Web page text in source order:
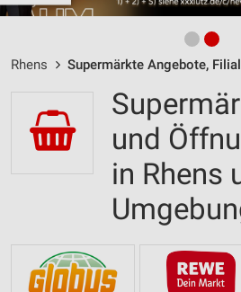
Rhens Supermärkte Angebote,
und
in Rhens